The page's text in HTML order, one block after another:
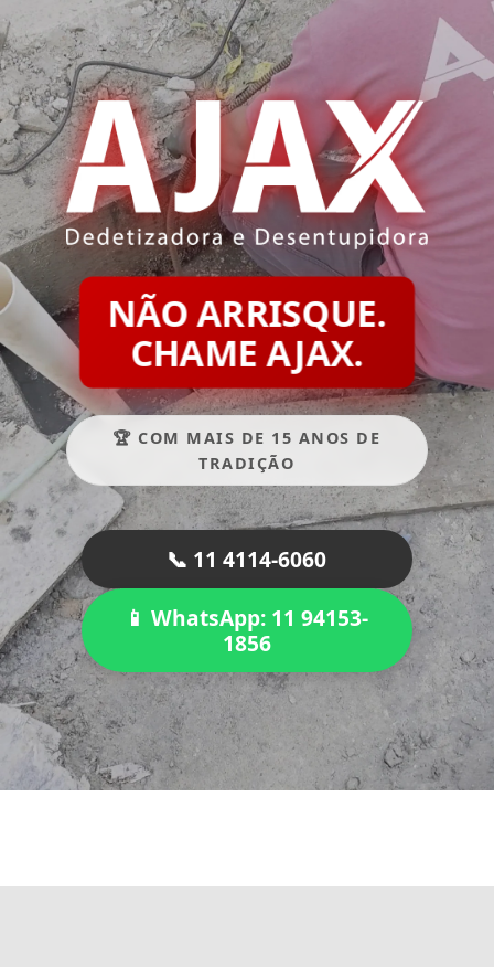
NÃO ARRISQUE.
CHAME AJAX.
🏆 COM MAIS DE 15 ANOS DE
TRADIÇÃO
📞 11 4114-6060
📱 WhatsApp: 11 94153-
1856